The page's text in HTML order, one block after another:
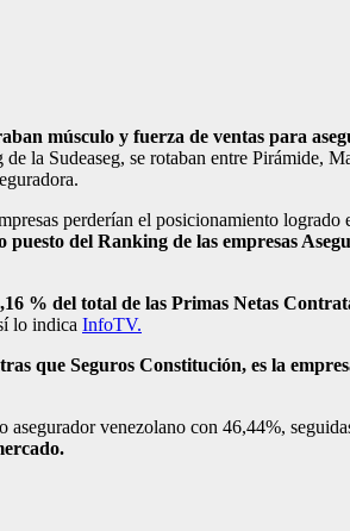
músculo y fuerza de ventas para
la Sudeaseg, se rotaban entre Pirámide,
perderían el posicionamiento
del Ranking de las empresas
% del total de las Primas Netas
lo indica InfoTV.
que Seguros Constitución, es la
venezolano con 46,44%,